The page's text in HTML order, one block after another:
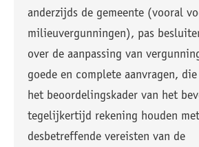
anderzijds de gemeente (vooral
milieuvergunningen), pas
over de aanpassing van
goede en complete aanvragen,
het beoordelingskader van het
tegelijkertijd rekening houden
desbetreffende vereisten van de